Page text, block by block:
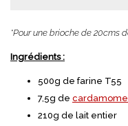
*Pour une brioche de 20cms
Ingrédients :
500g de farine T55
7,5g de cardamome
210g de lait entier